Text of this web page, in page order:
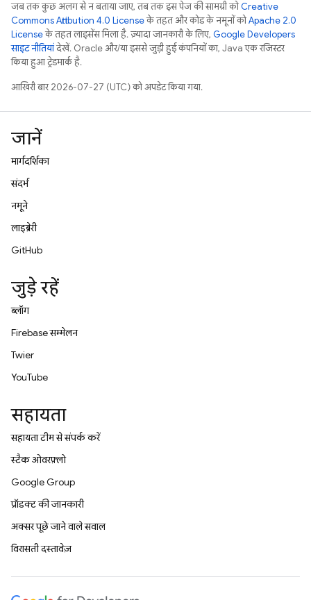
जब तक कुछ अलग से न बताया जाए, तब तक इस पेज की सामग्री कोCreative
Commons Attribution 4.0 Licenseके तहत और कोड के नमूनों कोApache 2.0
Licenseके तहत लाइसेंस मिला है. ज़्यादा जानकारी के लिए, Google Developers
साइट नीतियांदेखें. Oracle और/या इससे जुड़ी हुई कंपनियों का, Java एक रजिस्टर
किया हुआ ट्रेडमार्क है.
आखिरी बार 2026-07-27 (UTC) को अपडेट किया गया.
जानें
मार्गदर्शिका
संदर्भ
नमूने
लाइब्रेरी
GitHub
जुड़े रहें
ब्लॉग
Firebase सम्मेलन
Twitter
YouTube
सहायता
सहायता टीम से संपर्क करें
स्टैक ओवरफ़्लो
Google Group
प्रॉडक्ट की जानकारी
अक्सर पूछे जाने वाले सवाल
विरासती दस्तावेज़